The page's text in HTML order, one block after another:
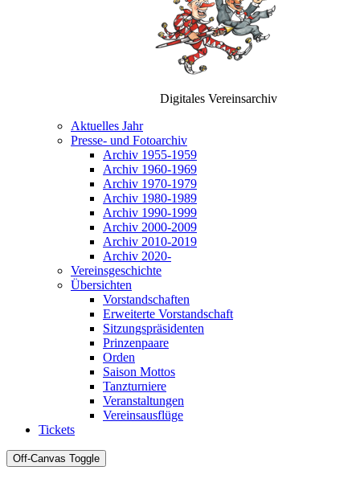
Digitales Vereinsarchiv
Aktuelles Jahr
Presse- und Fotoarchiv
Archiv 1955-1959
Archiv 1960-1969
Archiv 1970-1979
Archiv 1980-1989
Archiv 1990-1999
Archiv 2000-2009
Archiv 2010-2019
Archiv 2020-
Vereinsgeschichte
Übersichten
Vorstandschaften
Erweiterte Vorstandschaft
Sitzungspräsidenten
Prinzenpaare
Orden
Saison Mottos
Tanzturniere
Veranstaltungen
Vereinsausflüge
Tickets
Off-Canvas Toggle